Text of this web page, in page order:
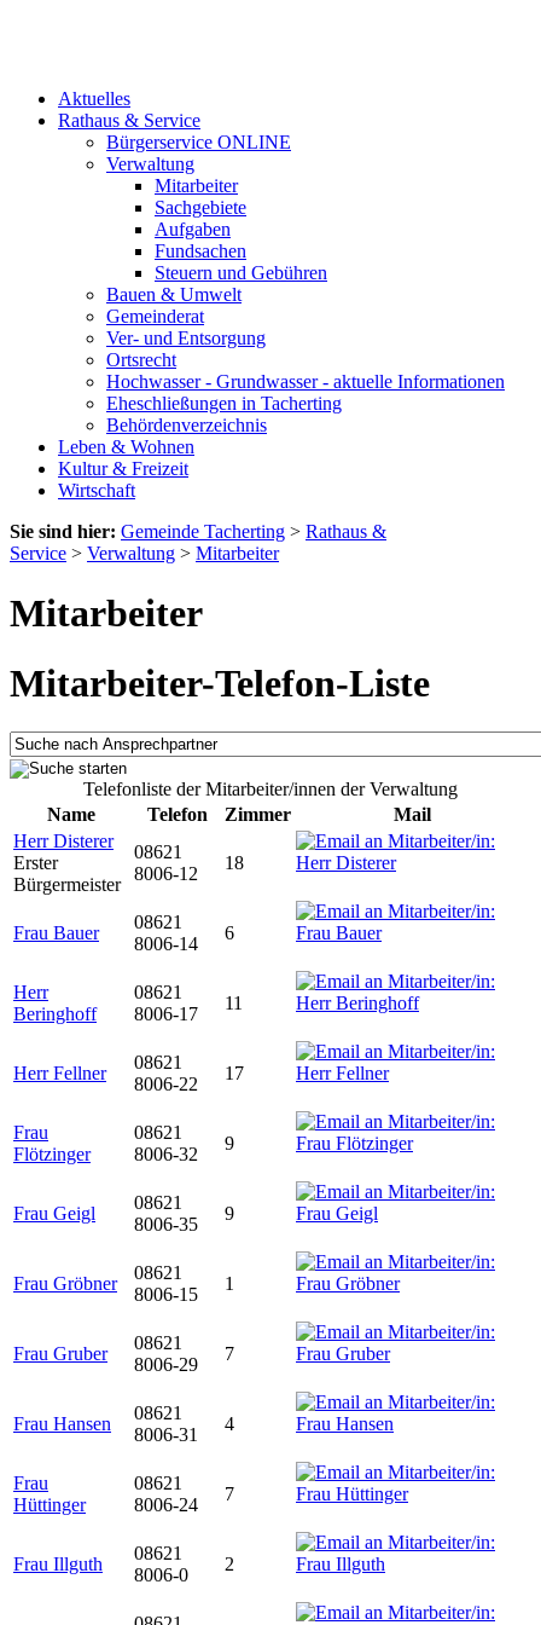
Aktuelles
Rathaus & Service
Bürgerservice ONLINE
Verwaltung
Mitarbeiter
Sachgebiete
Aufgaben
Fundsachen
Steuern und Gebühren
Bauen & Umwelt
Gemeinderat
Ver- und Entsorgung
Ortsrecht
Hochwasser - Grundwasser - aktuelle Informationen
Eheschließungen in Tacherting
Behördenverzeichnis
Leben & Wohnen
Kultur & Freizeit
Wirtschaft
Sie sind hier: Gemeinde Tacherting > Rathaus &
Service > Verwaltung > Mitarbeiter
Mitarbeiter
Mitarbeiter-Telefon-Liste
Telefonliste der Mitarbeiter/innen der Verwaltung
Name
Telefon Zimmer
Mail
Herr Disterer
Erster
Bürgermeister
08621
8006-12
18
Frau Bauer
08621
8006-14
6
Herr
Beringhoff
08621
8006-17
11
Herr Fellner
08621
8006-22
17
Frau
Flötzinger
08621
8006-32
9
Frau Geigl
08621
8006-35
9
Frau Gröbner
08621
8006-15
1
Frau Gruber
08621
8006-29
7
Frau Hansen
08621
8006-31
4
Frau
Hüttinger
08621
8006-24
7
Frau Illguth
08621
8006-0
2